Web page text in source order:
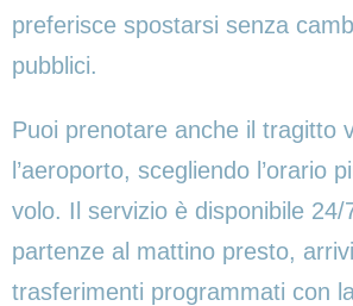
preferisce spostarsi senza
pubblici.
Puoi prenotare anche il tragitto
l’aeroporto, scegliendo l’orario
volo. Il servizio è disponibile
partenze al mattino presto,
trasferimenti programmati con